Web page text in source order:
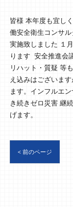
皆様 本年度も宜し
働安全衛生コンサ
実施致しました １
ります 安全推進会
リハット・質疑 等
え込みはございま
ます。インフルエ
き続きゼロ災害 継
げます。
< 前のページ